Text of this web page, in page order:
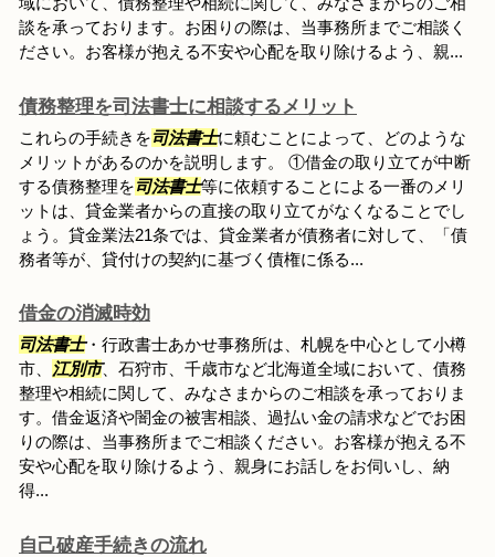
談を承っております。お困りの際は、当事務所までご相談く
ださい。お客様が抱える不安や心配を取り除けるよう、親...
債務整理を司法書士に相談するメリット
これらの手続きを司法書士に頼むことによって、どのような
メリットがあるのかを説明します。 ①借金の取り立てが中断
する債務整理を司法書士等に依頼することによる一番のメリ
ットは、貸金業者からの直接の取り立てがなくなることでし
ょう。貸金業法21条では、貸金業者が債務者に対して、「債
務者等が、貸付けの契約に基づく債権に係る...
借金の消滅時効
司法書士・行政書士あかせ事務所は、札幌を中心として小樽
市、
江別市、石狩市、千歳市など北海道全域において、債務
整理や相続に関して、みなさまからのご相談を承っておりま
す。借金返済や闇金の被害相談、過払い金の請求などでお困
りの際は、当事務所までご相談ください。お客様が抱える不
安や心配を取り除けるよう、親身にお話しをお伺いし、納
得...
自己破産手続きの流れ